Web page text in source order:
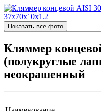
Показать все фото
Кляммер
(полукруглые
неокрашенный